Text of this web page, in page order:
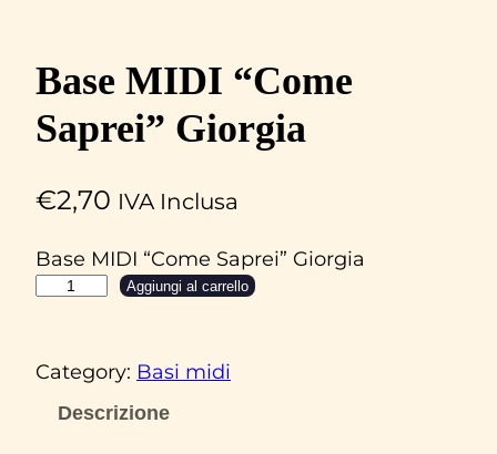
Base MIDI “Come
Saprei” Giorgia
€2,70 IVA Inclusa
Base MIDI “Come Saprei” Giorgia
e
Aggiungi al carrello
Category: Basi midi
Descrizione